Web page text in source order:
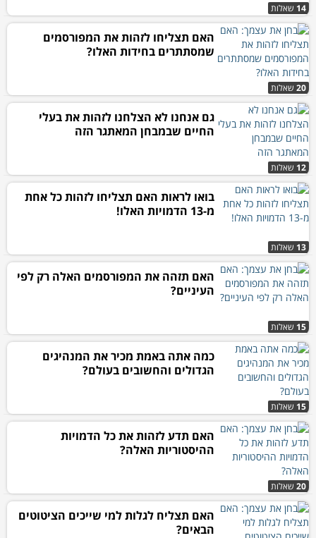
14 שאלות
20 שאלות
האם תצליחו לזהות את המפורסמים
שמסתתרים בחידות האלו?
12 שאלות
גם אנחנו לא הצלחנו לזהות את בעלי
החיים שבמבחן המאתגר הזה
13 שאלות
בואו לראות האם תצליחו לזהות כל אחת
מ-13 הדמויות האלו!
15 שאלות
האם תזהה את המפורסמים האלה רק לפי
העיניים?
15 שאלות
כמה אתה באמת מכיר את המנהיגים
הגדולים והחשובים בעולם?
20 שאלות
האם תדע לזהות את כל הדמויות
ההיסטוריות האלה?
האם תצליח לגלות למי שייכים הציטוטים
הבאים?